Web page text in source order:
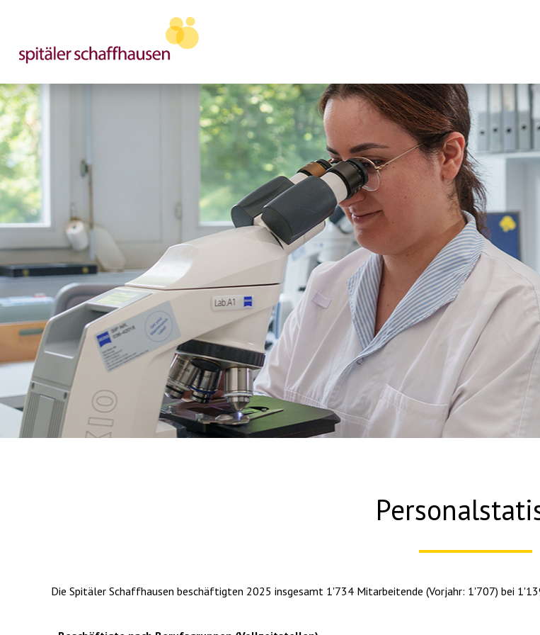
Die Spitäler Schaffhausen beschäftigten 2025 insgesamt 1'734 Mitarbeitende (Vorjahr: 1'707) bei